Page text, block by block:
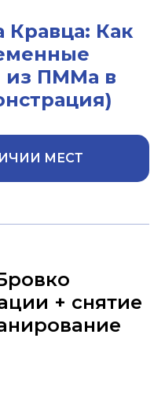
Кравца: Как
из ПММа в
МЕСТ
+ снятие